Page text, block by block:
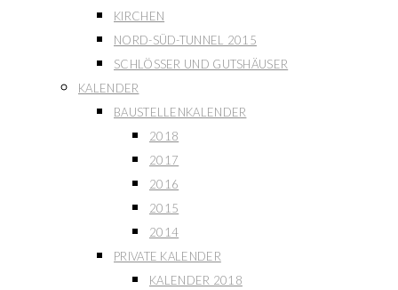
KIRCHEN
NORD-SÜD-TUNNEL 2015
SCHLÖSSER UND GUTSHÄUSER
KALENDER
BAUSTELLENKALENDER
2018
2017
2016
2015
2014
PRIVATE KALENDER
KALENDER 2018